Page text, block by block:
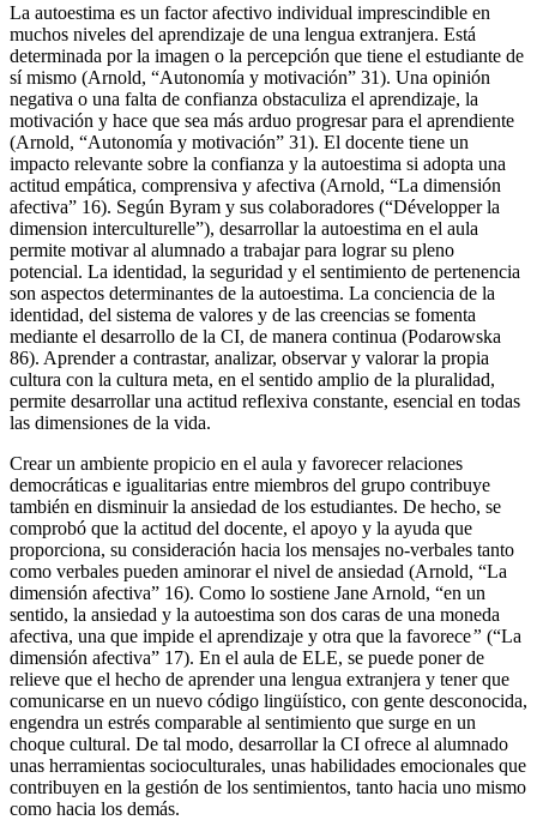
La autoestima es un factor afectivo individual imprescindible en
muchos niveles del aprendizaje de una lengua extranjera. Está
determinada por la imagen o la percepción que tiene el estudiante de
sí mismo (Arnold, “Autonomía y motivación” 31). Una opinión
negativa o una falta de confianza obstaculiza el aprendizaje, la
motivación y hace que sea más arduo progresar para el aprendiente
(Arnold, “Autonomía y motivación” 31). El docente tiene un
impacto relevante sobre la confianza y la autoestima si adopta una
actitud empática, comprensiva y afectiva (Arnold, “La dimensión
afectiva” 16). Según Byram y sus colaboradores (“Développer la
dimension interculturelle”), desarrollar la autoestima en el aula
permite motivar al alumnado a trabajar para lograr su pleno
potencial. La identidad, la seguridad y el sentimiento de pertenencia
son aspectos determinantes de la autoestima. La conciencia de la
identidad, del sistema de valores y de las creencias se fomenta
mediante el desarrollo de la CI, de manera continua (Podarowska
86). Aprender a contrastar, analizar, observar y valorar la propia
cultura con la cultura meta, en el sentido amplio de la pluralidad,
permite desarrollar una actitud reflexiva constante, esencial en todas
las dimensiones de la vida.
Crear un ambiente propicio en el aula y favorecer relaciones
democráticas e igualitarias entre miembros del grupo contribuye
también en disminuir la ansiedad de los estudiantes. De hecho, se
comprobó que la actitud del docente, el apoyo y la ayuda que
proporciona, su consideración hacia los mensajes no-verbales tanto
como verbales pueden aminorar el nivel de ansiedad (Arnold, “La
dimensión afectiva” 16). Como lo sostiene Jane Arnold, “en un
sentido, la ansiedad y la autoestima son dos caras de una moneda
afectiva, una que impide el aprendizaje y otra que la favorece” (“La
dimensión afectiva” 17). En el aula de ELE, se puede poner de
relieve que el hecho de aprender una lengua extranjera y tener que
comunicarse en un nuevo código lingüístico, con gente desconocida,
engendra un estrés comparable al sentimiento que surge en un
choque cultural. De tal modo, desarrollar la CI ofrece al alumnado
unas herramientas socioculturales, unas habilidades emocionales que
contribuyen en la gestión de los sentimientos, tanto hacia uno mismo
como hacia los demás.